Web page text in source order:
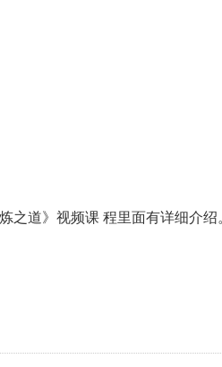
之道》视频课 程里面有详细介绍